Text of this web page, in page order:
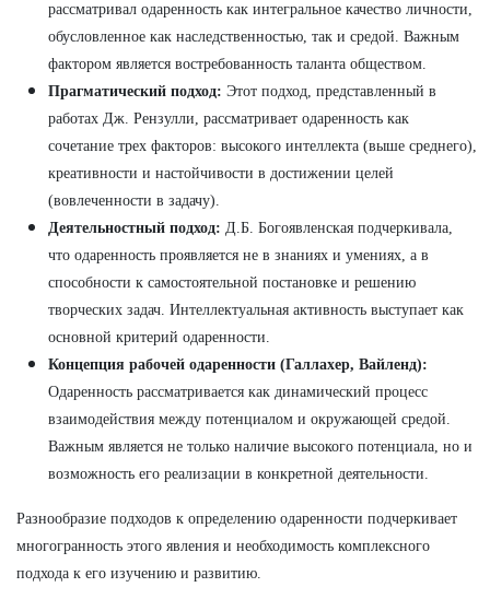
рассматривал одаренность как интегральное качество личности,
обусловленное как наследственностью, так и средой. Важным
фактором является востребованность таланта обществом.
Прагматический подход: Этот подход, представленный в
работах Дж. Рензулли, рассматривает одаренность как
сочетание трех факторов: высокого интеллекта (выше среднего),
креативности и настойчивости в достижении целей
(вовлеченности в задачу).
Деятельностный подход: Д.Б. Богоявленская подчеркивала,
что одаренность проявляется не в знаниях и умениях, а в
способности к самостоятельной постановке и решению
творческих задач. Интеллектуальная активность выступает как
основной критерий одаренности.
Концепция рабочей одаренности (Галлахер, Вайленд):
Одаренность рассматривается как динамический процесс
взаимодействия между потенциалом и окружающей средой.
Важным является не только наличие высокого потенциала, но и
возможность его реализации в конкретной деятельности.
Разнообразие подходов к определению одаренности подчеркивает
многогранность этого явления и необходимость комплексного
подхода к его изучению и развитию.